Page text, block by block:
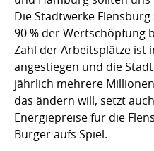
Die Stadtwerke
90 % der Wertschöpfung
Zahl der Arbeitsplätze ist
angestiegen und die
jährlich mehrere
das ändern will, setzt
Energiepreise für die
Bürger aufs Spiel.